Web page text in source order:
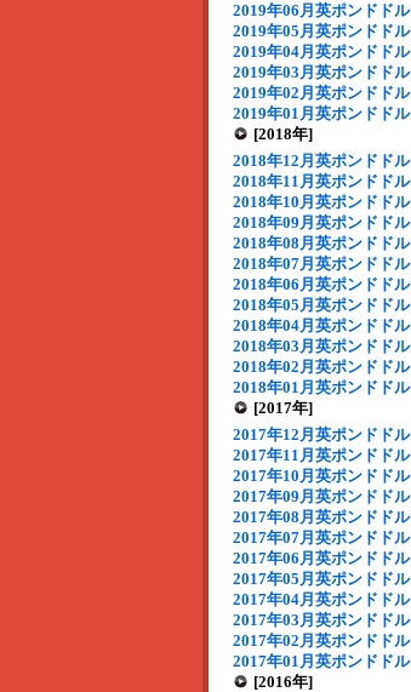
2019年06月英ポンドドル
2019年05月英ポンドドル
2019年04月英ポンドドル
2019年03月英ポンドドル
2019年02月英ポンドドル
2019年01月英ポンドドル
[2018年]
2018年12月英ポンドドル
2018年11月英ポンドドル
2018年10月英ポンドドル
2018年09月英ポンドドル
2018年08月英ポンドドル
2018年07月英ポンドドル
2018年06月英ポンドドル
2018年05月英ポンドドル
2018年04月英ポンドドル
2018年03月英ポンドドル
2018年02月英ポンドドル
2018年01月英ポンドドル
[2017年]
2017年12月英ポンドドル
2017年11月英ポンドドル
2017年10月英ポンドドル
2017年09月英ポンドドル
2017年08月英ポンドドル
2017年07月英ポンドドル
2017年06月英ポンドドル
2017年05月英ポンドドル
2017年04月英ポンドドル
2017年03月英ポンドドル
2017年02月英ポンドドル
2017年01月英ポンドドル
[2016年]